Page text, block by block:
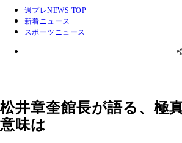
週プレNEWS TOP
新着ニュース
スポーツニュース
松井章奎館長が語る、極
意味は